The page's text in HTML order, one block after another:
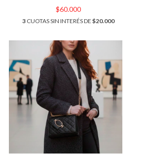
$60.000
3CUOTAS SIN INTERÉS DE $20.000